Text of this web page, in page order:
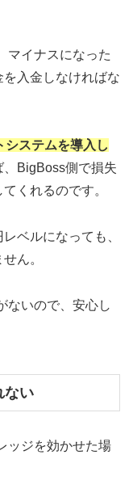
マイナスになった
入金しなければな
ステムを導入し
BigBoss側で損失
くれるのです。
ベルになっても、
ん。
ないので、安心し
ない
ッジを効かせた場